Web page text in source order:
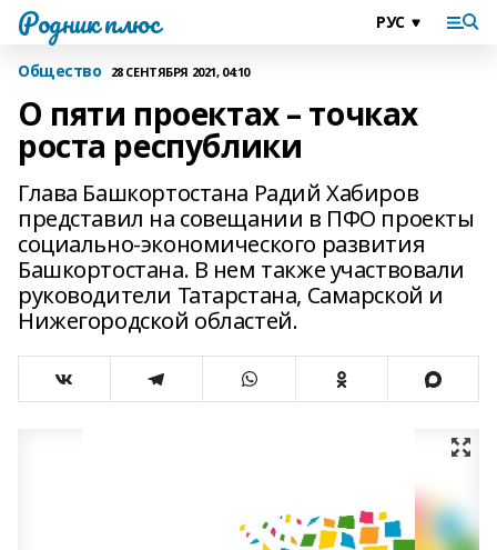
Родник плюс
Общество 28 СЕНТЯБРЯ 2021, 04:10
О пяти проектах – точках
роста республики
Глава Башкортостана Радий Хабиров
представил на совещании в ПФО проекты
социально-экономического развития
Башкортостана. В нем также участвовали
руководители Татарстана, Самарской и
Нижегородской областей.